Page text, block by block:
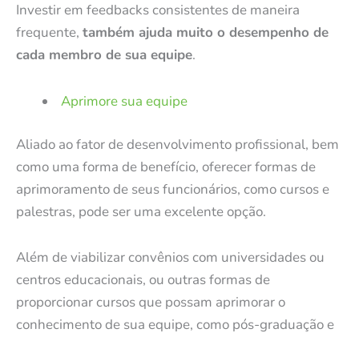
Investir em feedbacks consistentes de maneira
frequente, também ajuda muito o desempenho de
cada membro de sua equipe.
Aprimore sua equipe
Aliado ao fator de desenvolvimento profissional, bem
como uma forma de benefício, oferecer formas de
aprimoramento de seus funcionários, como cursos e
palestras, pode ser uma excelente opção.
Além de viabilizar convênios com universidades ou
centros educacionais, ou outras formas de
proporcionar cursos que possam aprimorar o
conhecimento de sua equipe, como pós-graduação e